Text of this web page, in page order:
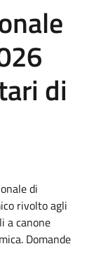
di
di
rivolto agli
a canone
Domande